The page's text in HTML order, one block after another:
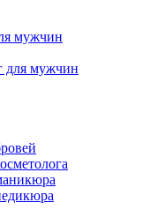
мужчин
для мужчин